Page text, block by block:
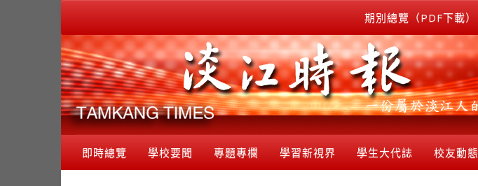
期別總覽（PDF下載）
即時總覽 學校要聞 專題專欄 學習新視界 學生大代誌 校友動態